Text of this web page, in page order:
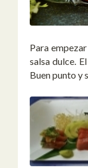
Para
salsa dulce.
Buen punto y